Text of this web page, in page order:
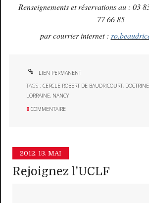
Renseignements et réservations au : 03
77 66 85
par courrier internet :
LIEN PERMANENT
TAGS :CERCLE ROBERT DE BAUDRICOURT,
LORRAINE, NANCY
0 COMMENTAIRE
2012. 13. MAI
Rejoignez l'UCLF